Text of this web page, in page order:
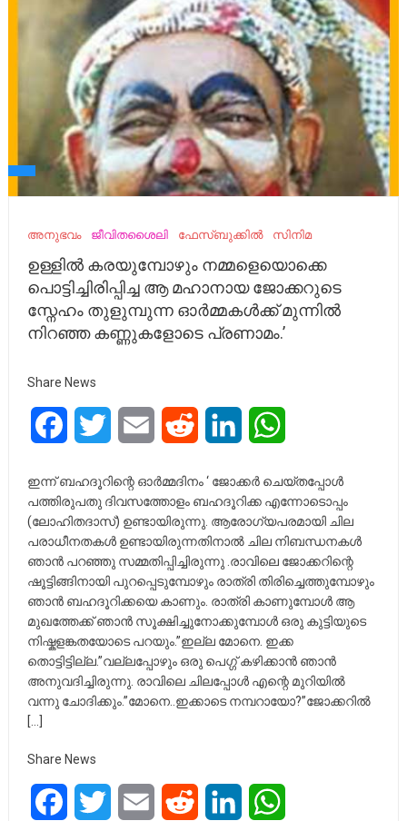
അനുഭവം ജീവിതശൈലി ഫേസ്ബുക്കിൽ സിനിമ
ഉള്ളിൽ കരയുമ്പോഴും നമ്മളെയൊക്കെ
പൊട്ടിച്ചിരിപ്പിച്ച ആ മഹാനായ ജോക്കറുടെ
സ്നേഹം തുളുമ്പുന്ന ഓർമ്മകൾക്ക് മുന്നിൽ
നിറഞ്ഞ കണ്ണുകളോടെ പ്രണാമം.’
Share News
FacebookTwitter Email Reddit LinkedIn
ഇന്ന് ബഹദൂറിന്റെ ഓർമ്മദിനം ‘ ജോക്കർ ചെയ്തപ്പോൾ
പത്തിരുപതു ദിവസത്തോളം ബഹദൂറിക്ക എന്നോടൊപ്പം
(ലോഹിതദാസ്) ഉണ്ടായിരുന്നു. ആരോഗ്യപരമായി ചില
പരാധീനതകൾ ഉണ്ടായിരുന്നതിനാൽ ചില നിബന്ധനകൾ
ഞാൻ പറഞ്ഞു സമ്മതിപ്പിച്ചിരുന്നു .രാവിലെ ജോക്കറിന്റെ
ഷൂട്ടിങ്ങിനായി പുറപ്പെടുമ്പോഴും രാത്രി തിരിച്ചെത്തുമ്പോഴും
ഞാൻ ബഹദൂറിക്കയെ കാണും. രാത്രി കാണുമ്പോൾ ആ
മുഖത്തേക്ക് ഞാൻ സൂക്ഷിച്ചുനോക്കുമ്പോൾ ഒരു കുട്ടിയുടെ
നിഷ്കളങ്കതയോടെ പറയും.”ഇല്ല മോനെ. ഇക്ക
തൊട്ടിട്ടില്ല.”വല്ലപ്പോഴും ഒരു പെഗ്ഗ് കഴിക്കാൻ ഞാൻ
അനുവദിച്ചിരുന്നു. രാവിലെ ചിലപ്പോൾ എന്റെ മുറിയിൽ
വന്നു ചോദിക്കും.”മോനെ..ഇക്കാടെ നമ്പറായോ?”ജോക്കറിൽ
[…]
Share News
FacebookTwitter Email Reddit LinkedIn